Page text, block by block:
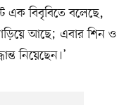
এক বিবৃবিতে বলেছে,
দাঁড়িয়ে আছে; এবার শিন ও
নিয়েছেন।’